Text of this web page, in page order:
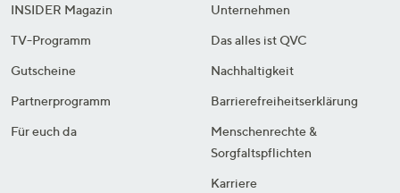
INSIDER Magazin
TV-Programm
Gutscheine
Partnerprogramm
Für euch da
Unternehmen
Das alles ist QVC
Nachhaltigkeit
Barrierefreiheitserklärung
Menschenrechte &
Sorgfaltspflichten
Karriere